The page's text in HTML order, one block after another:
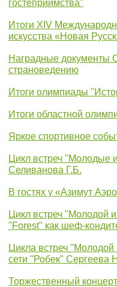
гостеприимства"
Итоги XIV
искусства «Новая
Наградные документы
страноведению
Итоги олимпиады
Итоги областной
Яркое спортивное
Цикл встреч "Молодые
Селиванова Г.Б.
В гостях у «Азимут
Цикл встреч "Молодой
"Forest" как шеф-
Цикла встреч
сети "Робек" Сергеева
Торжественный